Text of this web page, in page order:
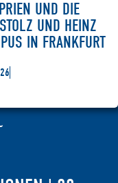
UND DIE
UND HEINZ
IN FRANKFURT